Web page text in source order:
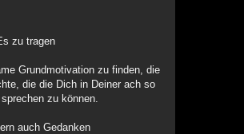
zu tragen
Grundmotivation zu finden, die
die die Dich in Deiner ach so
zu können.
auch Gedanken